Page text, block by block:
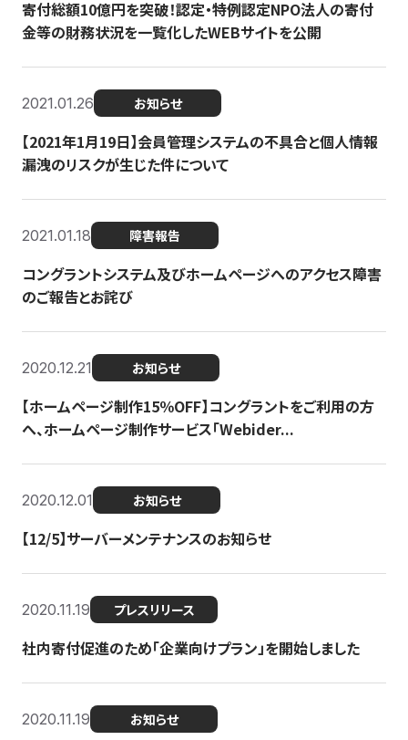
寄付総額10億円を突破！認定・特例認定NPO法人の寄付
金等の財務状況を一覧化したWEBサイトを公開
2021.01.26 お知らせ
【2021年1月19日】会員管理システムの不具合と個人情報
漏洩のリスクが生じた件について
2021.01.18 障害報告
コングラントシステム及びホームページへのアクセス障害
のご報告とお詫び
2020.12.21 お知らせ
【ホームページ制作15％OFF】コングラントをご利用の方
へ、ホームページ制作サービス「Webider...
2020.12.01 お知らせ
【12/5】サーバーメンテナンスのお知らせ
2020.11.19 プレスリリース
社内寄付促進のため「企業向けプラン」を開始しました
2020.11.19 お知らせ